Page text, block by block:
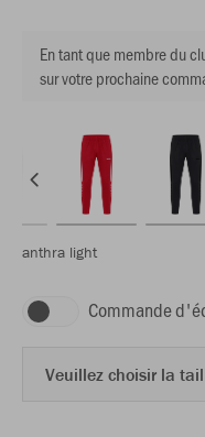
En tant que membre du
sur votre prochaine
anthra light
Commande
Veuillez choisir la